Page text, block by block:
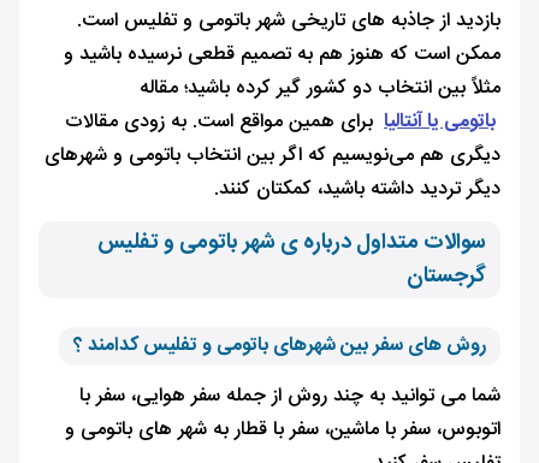
بازدید از جاذبه های تاریخی شهر باتومی و تفلیس است.
ممکن است که هنوز هم به تصمیم قطعی نرسیده باشید و
مثلاً بین انتخاب دو کشور گیر کرده باشید؛ مقاله
باتومی یا آنتالیا برای همین مواقع است. به زودی مقالات
دیگری هم می‌نویسیم که اگر بین انتخاب باتومی و شهرهای
دیگر تردید داشته باشید، کمکتان کنند.
سوالات متداول درباره ی شهر باتومی و تفلیس
گرجستان
روش های سفر بین شهرهای باتومی و تفلیس کدامند ؟
شما می توانید به چند روش از جمله سفر هوایی، سفر با
اتوبوس، سفر با ماشین، سفر با قطار به شهر های باتومی و